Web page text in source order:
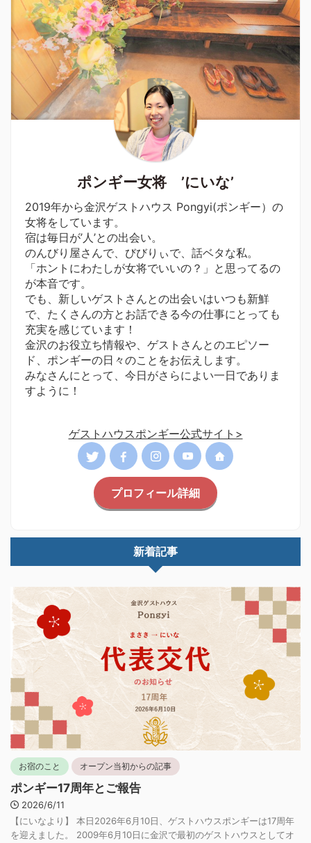
ポンギー女将 ’にいな’
2019年から金沢ゲストハウス Pongyi(ポンギー）の
女将をしています。
宿は毎日が’人’との出会い。
のんびり屋さんで、びびりぃで、話ベタな私。
「ホントにわたしが女将でいいの？」と思ってるの
が本音です。
でも、新しいゲストさんとの出会いはいつも新鮮
で、たくさんの方とお話できる今の仕事にとっても
充実を感じています！
金沢のお役立ち情報や、ゲストさんとのエピソー
ド、ポンギーの日々のことをお伝えします。
みなさんにとって、今日がさらによい一日でありま
すように！
ゲストハウスポンギー公式サイト>
プロフィール詳細
新着記事
お宿のこと オープン当初からの記事
ポンギー17周年とご報告
2026/6/11
【にいなより】 本日2026年6月10日、ゲストハウスポンギーは17周年
を迎えました。 2009年6月10日に金沢で最初のゲストハウスとしてオ